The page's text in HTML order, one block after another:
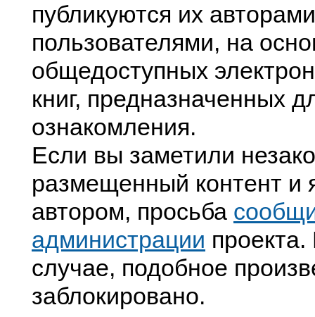
публикуются их
пользователями, на
общедоступных
книг, предназначенных
ознакомления.
Если вы заметили
размещенный контент и
автором, просьба
администрации
случае, подобное
заблокировано.